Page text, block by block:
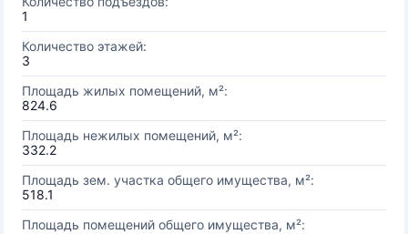
1
Количество этажей:
3
Площадь жилых помещений, м²:
824.6
Площадь нежилых помещений, м²:
332.2
Площадь зем. участка общего имущества, м²:
518.1
Площадь помещений общего имущества, м²: